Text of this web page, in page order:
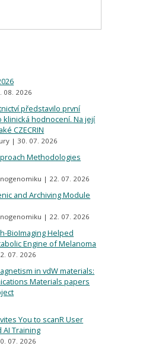
08. 2026
představilo první
hodnocení. Na její
CZECRIN
30. 07. 2026
Methodologies
22. 07. 2026
and Archiving Module
22. 07. 2026
BioImaging Helped
Engine of Melanoma
07. 2026
in vdW materials:
Materials papers
You to scanR User
AI Training
07. 2026